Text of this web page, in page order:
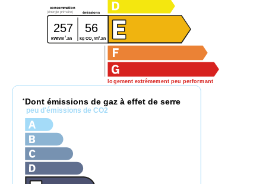
logement extrêmement peu performant
consommation
émissions
(énergie primaire)
257 56
kWh/m2.an kg CO2/m2 .an
* Dont émissions de gaz à effet de serre
peu d'émissions de CO2